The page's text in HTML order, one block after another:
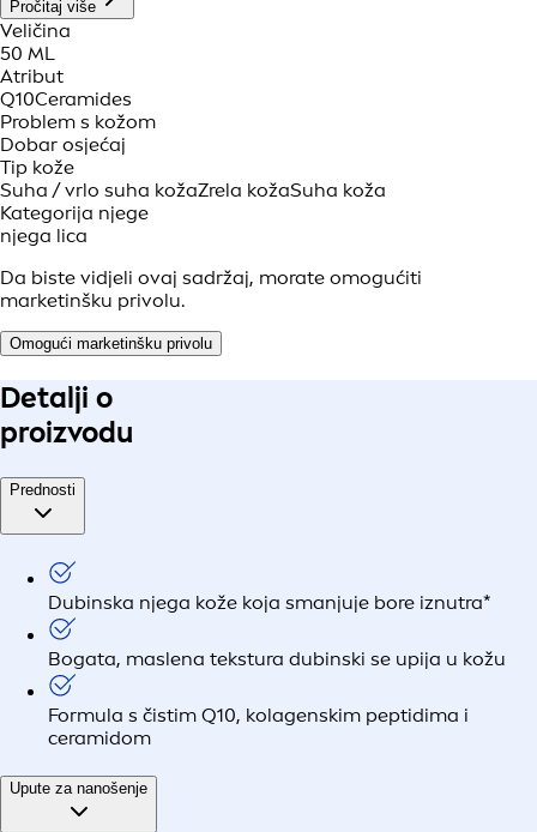
Pročitaj više
Veličina
50 ML
Atribut
Q10Ceramides
Problem s kožom
Dobar osjećaj
Tip kože
Suha / vrlo suha kožaZrela kožaSuha koža
Kategorija njege
njega lica
Da biste vidjeli ovaj sadržaj, morate omogućiti
marketinšku privolu.
Omogući marketinšku privolu
Detalji o
proizvodu
Prednosti
Dubinska njega kože koja smanjuje bore iznutra*
Bogata, maslena tekstura dubinski se upija u kožu
Formula s čistim Q10, kolagenskim peptidima i
ceramidom
Upute za nanošenje